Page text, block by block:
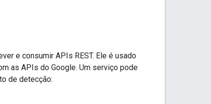
e consumir APIs REST. Ele é usado
as APIs do Google. Um serviço pode
de detecção: